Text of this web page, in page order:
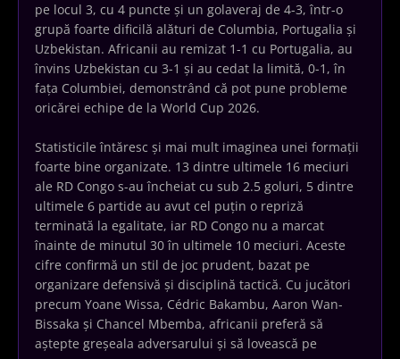
pe locul 3, cu 4 puncte și un golaveraj de 4-3, într-o
grupă foarte dificilă alături de Columbia, Portugalia și
Uzbekistan. Africanii au remizat 1-1 cu Portugalia, au
învins Uzbekistan cu 3-1 și au cedat la limită, 0-1, în
fața Columbiei, demonstrând că pot pune probleme
oricărei echipe de la World Cup 2026.
Statisticile întăresc și mai mult imaginea unei formații
foarte bine organizate. 13 dintre ultimele 16 meciuri
ale RD Congo s-au încheiat cu sub 2.5 goluri, 5 dintre
ultimele 6 partide au avut cel puțin o repriză
terminată la egalitate, iar RD Congo nu a marcat
înainte de minutul 30 în ultimele 10 meciuri. Aceste
cifre confirmă un stil de joc prudent, bazat pe
organizare defensivă și disciplină tactică. Cu jucători
precum Yoane Wissa, Cédric Bakambu, Aaron Wan-
Bissaka și Chancel Mbemba, africanii preferă să
aștepte greșeala adversarului și să lovească pe